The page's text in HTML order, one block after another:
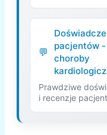
pacjentów
choroby
Prawdziwe
i recenzje